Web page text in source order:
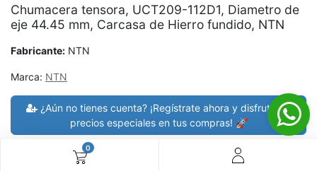
0
Chumacera tensora, UCT209-112D1, Diametro de
eje 44.45 mm, Carcasa de Hierro fundido, NTN
Fabricante: NTN
Marca: NTN
¿Aún no tienes cuenta? ¡Regístrate ahora y disfruta de
precios especiales en tus compras! 🚀
30 días de devolución